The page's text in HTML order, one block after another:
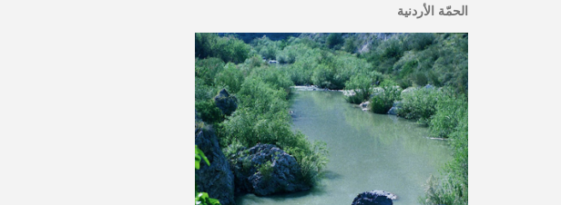
الحمّة الأردنية